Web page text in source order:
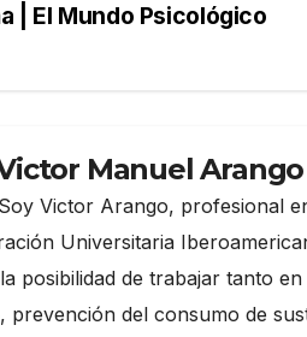
| El Mundo Psicológico
Manuel Arango
Victor Arango, profesional
Universitaria
posibilidad de trabajar tanto
prevención del consumo de